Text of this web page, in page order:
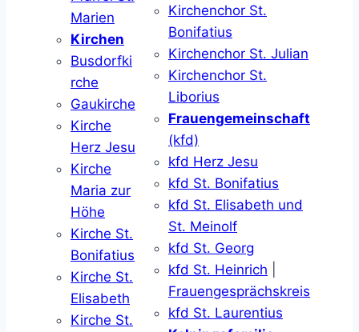
Marien
Kirchen
Busdorfki
rche
Gaukirche
Kirche
Herz Jesu
Kirche
Maria zur
Höhe
Kirche St.
Bonifatius
Kirche St.
Elisabeth
Kirche St.
Kirchenchor St.
Bonifatius
Kirchenchor St. Julian
Kirchenchor St.
Liborius
Frauengemeinschaft
(kfd)
kfd Herz Jesu
kfd St. Bonifatius
kfd St. Elisabeth und
St. Meinolf
kfd St. Georg
kfd St. Heinrich
Frauengesprächskreis
kfd St. Laurentius